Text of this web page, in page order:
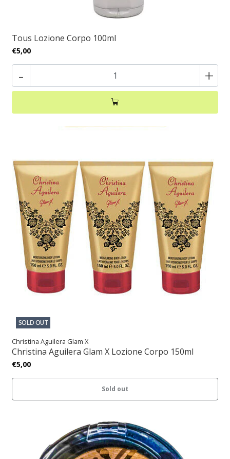
Tous Lozione Corpo 100ml
€5,00
- +
SOLD OUT
Christina Aguilera Glam X
Christina Aguilera Glam X Lozione Corpo 150ml
€5,00
Sold out